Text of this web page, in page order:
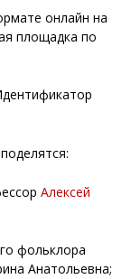
онлайн на
площадка по
Алексей
фольклора
Анатольевна;